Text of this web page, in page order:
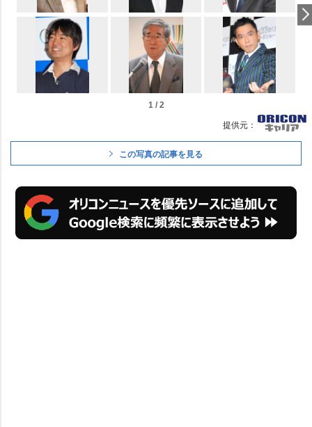
1 / 2
提供元：
この写真の記事を見る